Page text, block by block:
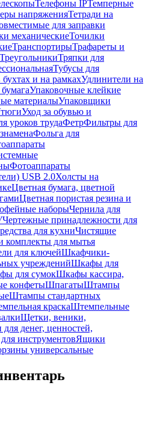
Телефоны IPТемперные
напряженияТетради на
для заправки
механическиеТочилки
ТранспортирыТрафареты и
ТреугольникиТряпки для
Тубусы для
и на рамкахУдлинители на
Упаковочные клейкие
материалыУпаковщики
Уход за обувью и
уроков трудаФетрФильтры для
Фольга для
Фотоаппараты
USB 2.0Холсты на
Цветная бумага, цветной
Цветная пористая резина и
наборыЧернила для
Чертежные принадлежности для
для кухниЧистящие
для мытья
для ключейШкафчики-
учрежденийШкафы для
для сумокШкафы кассира,
конфетыШпагатыШтампы
Штампы стандартных
краскаШтемпельные
Щетки, веники,
денег, ценностей,
инструментовЯщики
универсальные